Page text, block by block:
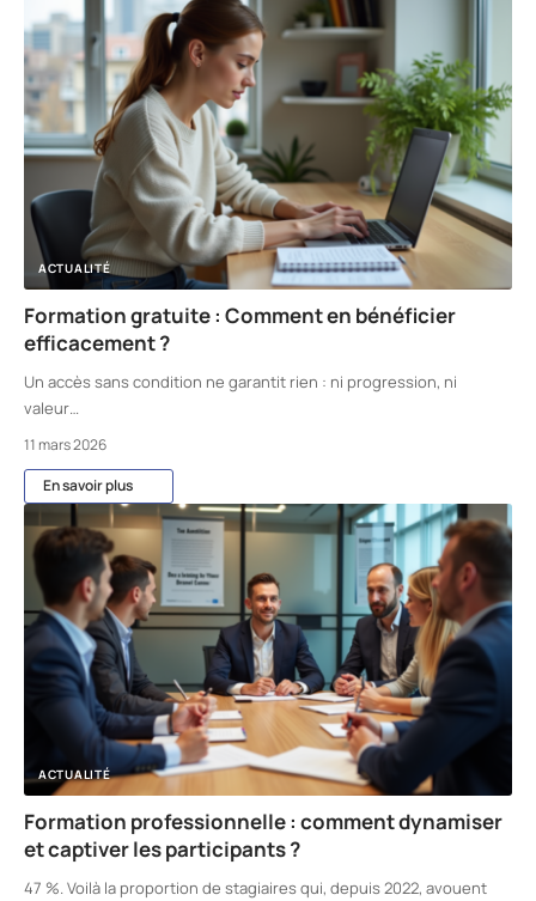
ACTUALITÉ
Formation gratuite : Comment en bénéficier
efficacement ?
Un accès sans condition ne garantit rien : ni progression, ni
valeur…
11 mars 2026
En savoir plus
ACTUALITÉ
Formation professionnelle : comment dynamiser
et captiver les participants ?
47 %. Voilà la proportion de stagiaires qui, depuis 2022, avouent